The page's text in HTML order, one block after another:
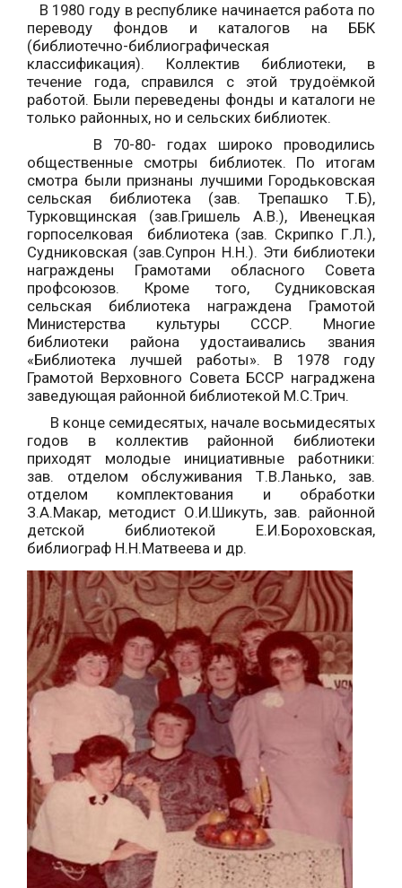
В 1980 году в республике начинается работа по
переводу фондов и каталогов на ББК
(библиотечно-библиографическая
классификация). Коллектив библиотеки, в
течение года, справился с этой трудоёмкой
работой. Были переведены фонды и каталоги не
только районных, но и сельских библиотек.
В 70-80- годах широко проводились
общественные смотры библиотек. По итогам
смотра были признаны лучшими Городьковская
сельская библиотека (зав. Трепашко Т.Б),
Турковщинская (зав.Гришель А.В.), Ивенецкая
горпоселковая библиотека (зав. Скрипко Г.Л.),
Судниковская (зав.Супрон Н.Н.). Эти библиотеки
награждены Грамотами обласного Совета
профсоюзов. Кроме того, Судниковская
сельская библиотека награждена Грамотой
Министерства культуры СССР. Многие
библиотеки района удостаивались звания
«Библиотека лучшей работы». В 1978 году
Грамотой Верховного Совета БССР награджена
заведующая районной библиотекой М.С.Трич.
В конце семидесятых, начале восьмидесятых
годов в коллектив районной библиотеки
приходят молодые инициативные работники:
зав. отделом обслуживания Т.В.Ланько, зав.
отделом комплектования и обработки
З.А.Макар, методист О.И.Шикуть, зав. районной
детской библиотекой Е.И.Бороховская,
библиограф Н.Н.Матвеева и др.